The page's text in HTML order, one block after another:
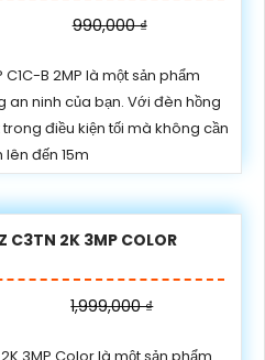
990,000 ₫
B 2MP là một sản phẩm
an ninh của bạn. Với đèn hồng
điều kiện tối mà không cần
đến 15m
C3TN 2K 3MP COLOR
1,999,000 ₫